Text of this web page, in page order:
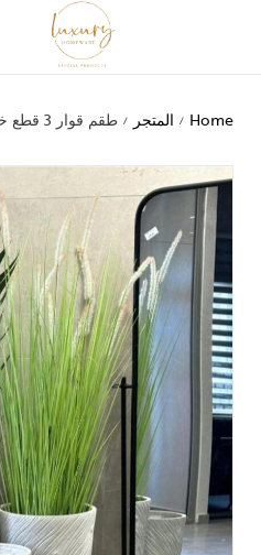
Home
/ المتجر / طقم قوار 3 قطع خشبي مدور